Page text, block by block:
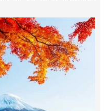
đặc trưng dưới đây cũng
cách chi tiết